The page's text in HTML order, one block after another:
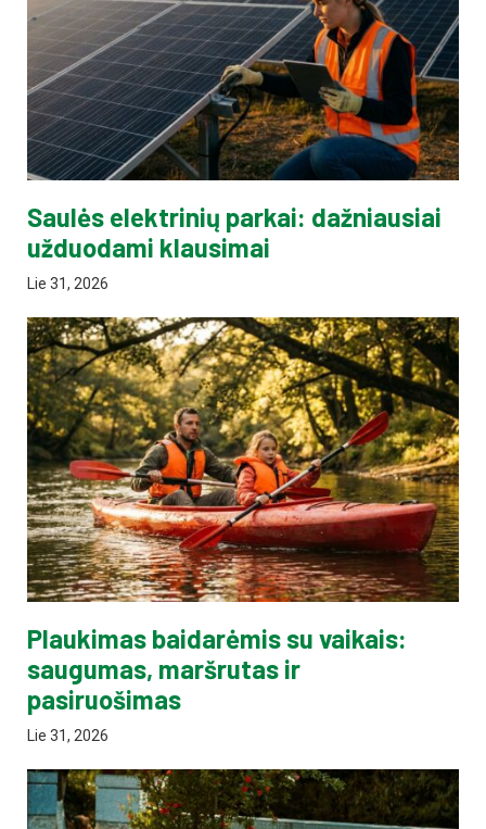
Saulės elektrinių parkai: dažniausiai
užduodami klausimai
Lie 31, 2026
Plaukimas baidarėmis su vaikais:
saugumas, maršrutas ir
pasiruošimas
Lie 31, 2026